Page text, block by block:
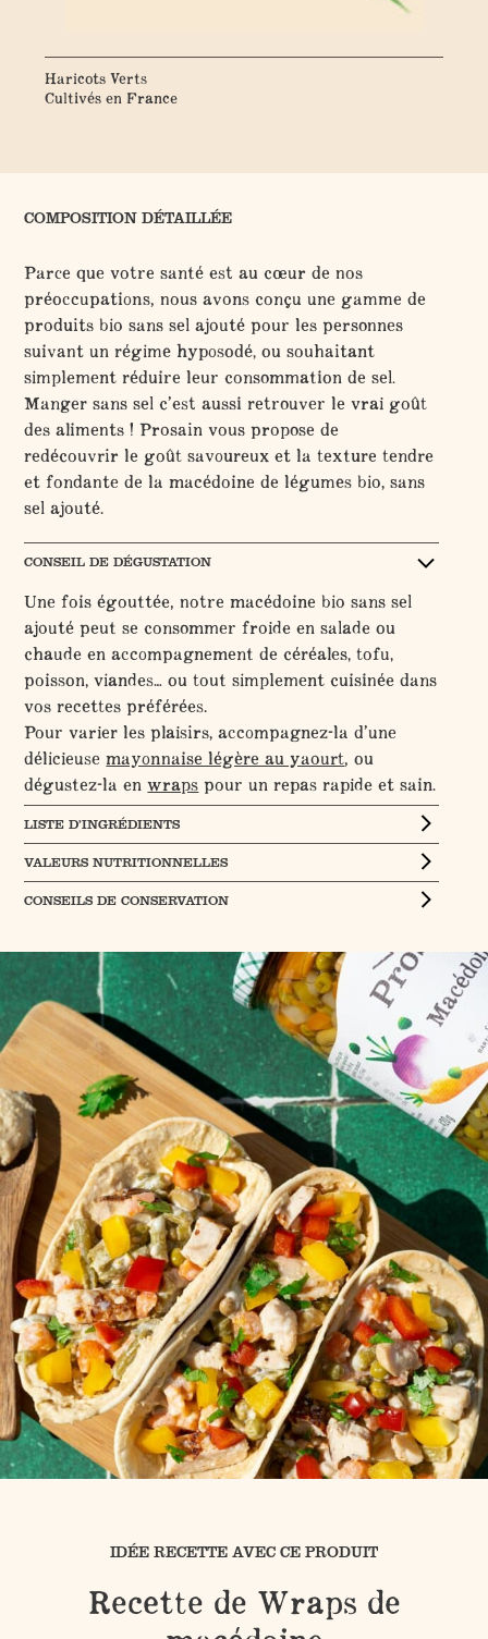
Haricots Verts
Cultivés en France
COMPOSITION DÉTAILLÉE
Parce que votre santé est au cœur de nos
préoccupations, nous avons conçu une gamme de
produits bio sans sel ajouté pour les personnes
suivant un régime hyposodé, ou souhaitant
simplement réduire leur consommation de sel.
Manger sans sel c’est aussi retrouver le vrai goût
des aliments ! Prosain vous propose de
redécouvrir le goût savoureux et la texture tendre
et fondante de la macédoine de légumes bio, sans
sel ajouté.
CONSEIL DE DÉGUSTATION
Une fois égouttée, notre macédoine bio sans sel
ajouté peut se consommer froide en salade ou
chaude en accompagnement de céréales, tofu,
poisson, viandes… ou tout simplement cuisinée dans
vos recettes préférées.
Pour varier les plaisirs, accompagnez-la d’une
délicieusemayonnaise légère au yaourt, ou
dégustez-la enwraps pour un repas rapide et sain.
LISTE D’INGRÉDIENTS
VALEURS NUTRITIONNELLES
CONSEILS DE CONSERVATION
IDÉE RECETTE AVEC CE PRODUIT
Recette de Wraps de